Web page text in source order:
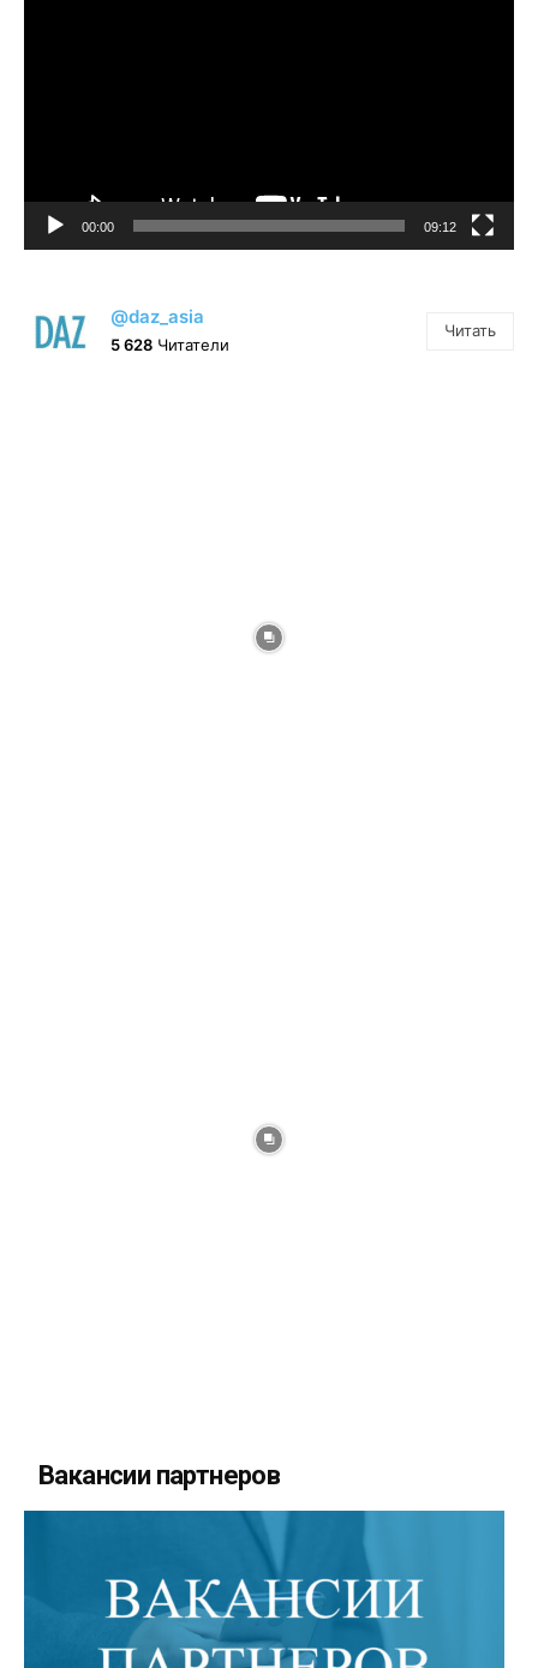
00:00 09:12
@daz_asia
5 628 Читатели
Читать
Вакансии партнеров